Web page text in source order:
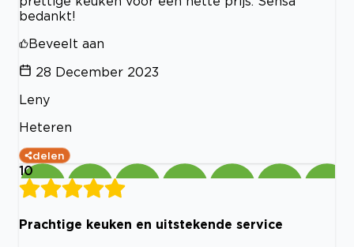
bedankt!
Beveelt aan
28 December 2023
Leny
Heteren
delen
10
Prachtige keuken en uitstekende service